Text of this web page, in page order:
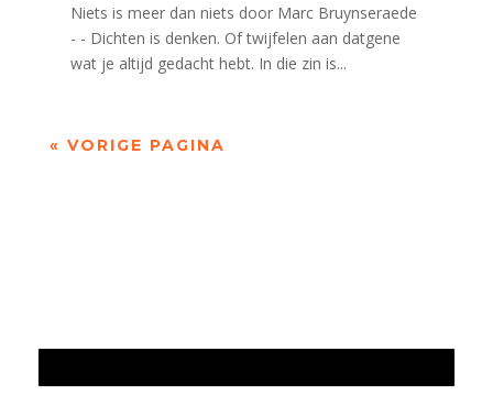
Niets is meer dan niets door Marc Bruynseraede
- - Dichten is denken. Of twijfelen aan datgene
wat je altijd gedacht hebt. In die zin is...
« VORIGE PAGINA